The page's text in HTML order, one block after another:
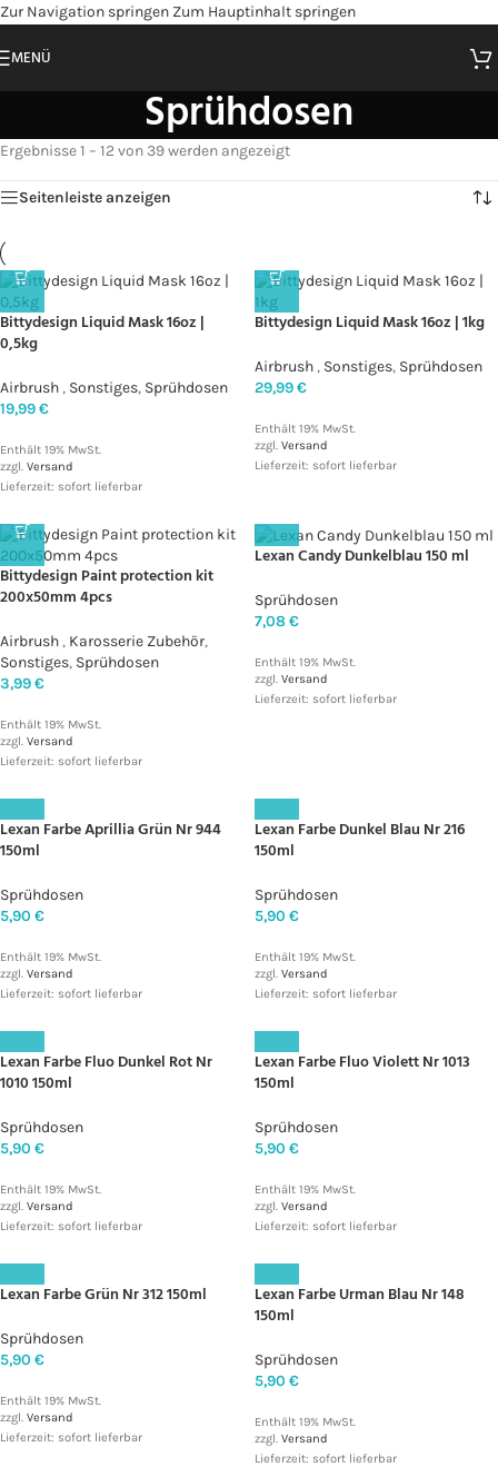
Zur Navigation springen Zum Hauptinhalt springen
MENÜ
Sprühdosen
Ergebnisse 1 – 12 von 39 werden angezeigt
Seitenleiste anzeigen
Bittydesign Liquid Mask 16oz |
0,5kg
Airbrush , Sonstiges, Sprühdosen
19,99€
Enthält 19% MwSt.
zzgl. Versand
Lieferzeit: sofort lieferbar
Bittydesign Liquid Mask 16oz | 1kg
Airbrush , Sonstiges, Sprühdosen
29,99€
Enthält 19% MwSt.
zzgl. Versand
Lieferzeit: sofort lieferbar
Bittydesign Paint protection kit
200x50mm 4pcs
Airbrush , Karosserie Zubehör,
Sonstiges, Sprühdosen
3,99€
Enthält 19% MwSt.
zzgl. Versand
Lieferzeit: sofort lieferbar
Lexan Candy Dunkelblau 150 ml
Sprühdosen
7,08€
Enthält 19% MwSt.
zzgl. Versand
Lieferzeit: sofort lieferbar
Lexan Farbe Aprillia Grün Nr 944
150ml
Sprühdosen
5,90 €
Enthält 19% MwSt.
zzgl. Versand
Lieferzeit: sofort lieferbar
Lexan Farbe Dunkel Blau Nr 216
150ml
Sprühdosen
5,90 €
Enthält 19% MwSt.
zzgl. Versand
Lieferzeit: sofort lieferbar
Lexan Farbe Fluo Dunkel Rot Nr
1010 150ml
Sprühdosen
5,90 €
Enthält 19% MwSt.
zzgl. Versand
Lieferzeit: sofort lieferbar
Lexan Farbe Fluo Violett Nr 1013
150ml
Sprühdosen
5,90 €
Enthält 19% MwSt.
zzgl. Versand
Lieferzeit: sofort lieferbar
Lexan Farbe Grün Nr 312 150ml
Sprühdosen
5,90 €
Enthält 19% MwSt.
zzgl. Versand
Lieferzeit: sofort lieferbar
Lexan Farbe Urman Blau Nr 148
150ml
Sprühdosen
5,90 €
Enthält 19% MwSt.
zzgl. Versand
Lieferzeit: sofort lieferbar